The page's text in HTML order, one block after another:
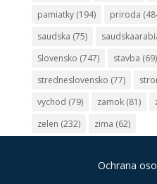
pamiatky(194) priroda
saudska (75)
Slovensko (747) stavba (69)
stredneslovensko (77)
vychod (79) zamok(81)
zelen (232) zima (62)
Ochrana